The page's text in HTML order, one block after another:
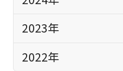
2023年
2022年